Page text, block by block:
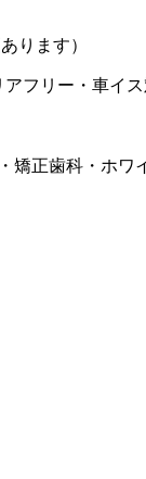
ります）
アフリー・車イ
矯正歯科・ホ